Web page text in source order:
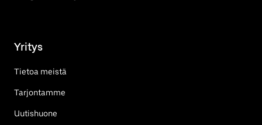
Yritys
Tietoa meistä
Tarjontamme
Uutishuone